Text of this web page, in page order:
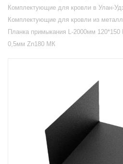
Комплектующие для кровли в Улан-
Комплектующие для кровли из
Планка примыкания L-2000мм
0,5мм Zn180 МК